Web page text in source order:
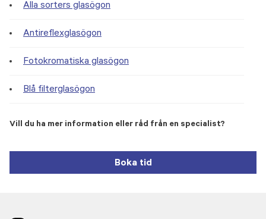
Alla sorters glasögon
Antireflexglasögon
Fotokromatiska glasögon
Blå filterglasögon
Vill du ha mer information eller råd från en specialist?
Boka tid